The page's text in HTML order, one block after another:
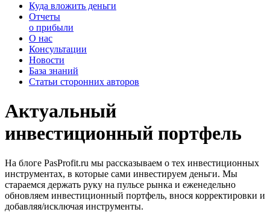
Куда вложить деньги
Отчеты
о прибыли
О нас
Консультации
Новости
База знаний
Статьи сторонних авторов
Актуальный
инвестиционный портфель
На блоге PasProfit.ru мы рассказываем о тех инвестиционных
инструментах, в которые сами инвестируем деньги. Мы
стараемся держать руку на пульсе рынка и еженедельно
обновляем инвестиционный портфель, внося корректировки и
добавляя/исключая инструменты.